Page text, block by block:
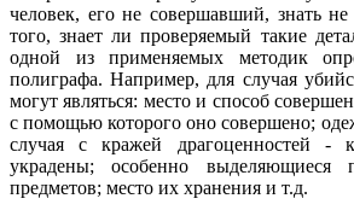
человек, его не совершавший, знать
того, знает ли проверяемый такие
одной из применяемых методик
полиграфа. Например, для случая
могут являться: место и способ
с помощью которого оно совершено;
случая с кражей драгоценностей -
украдены; особенно выделяющиеся
предметов; место их хранения и т.д.